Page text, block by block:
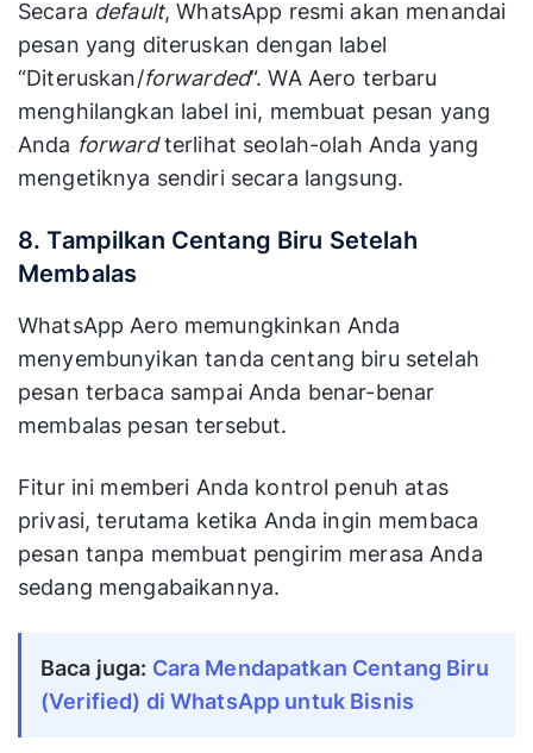
Secara default, WhatsApp resmi akan menandai
pesan yang diteruskan dengan label
“Diteruskan/forwarded“. WA Aero terbaru
menghilangkan label ini, membuat pesan yang
Anda forwardterlihat seolah-olah Anda yang
mengetiknya sendiri secara langsung.
8. Tampilkan Centang Biru Setelah
Membalas
WhatsApp Aero memungkinkan Anda
menyembunyikan tanda centang biru setelah
pesan terbaca sampai Anda benar-benar
membalas pesan tersebut.
Fitur ini memberi Anda kontrol penuh atas
privasi, terutama ketika Anda ingin membaca
pesan tanpa membuat pengirim merasa Anda
sedang mengabaikannya.
Baca juga: Cara Mendapatkan Centang Biru
(Verified) di WhatsApp untuk Bisnis